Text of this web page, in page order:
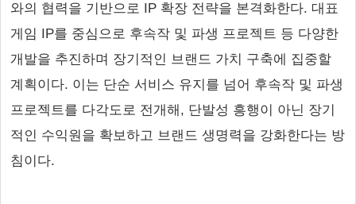
와의 협력을 기반으로 IP 확장 전략을 본격화한다. 대표
게임 IP를 중심으로 후속작 및 파생 프로젝트 등 다양한
개발을 추진하며 장기적인 브랜드 가치 구축에 집중할
계획이다. 이는 단순 서비스 유지를 넘어 후속작 및 파생
프로젝트를 다각도로 전개해, 단발성 흥행이 아닌 장기
적인 수익원을 확보하고 브랜드 생명력을 강화한다는 방
침이다.